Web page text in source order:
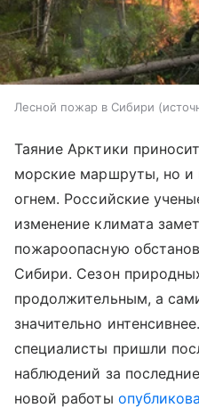
Лесной пожар в Сибири
Таяние Арктики
морские маршруты, но и
огнем. Российские
изменение климата
пожароопасную
Сибири. Сезон
продолжительным, а
значительно
специалисты пришли
наблюдений за
новой работы